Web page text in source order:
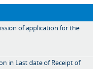
of application for the
in Last date of Receipt of